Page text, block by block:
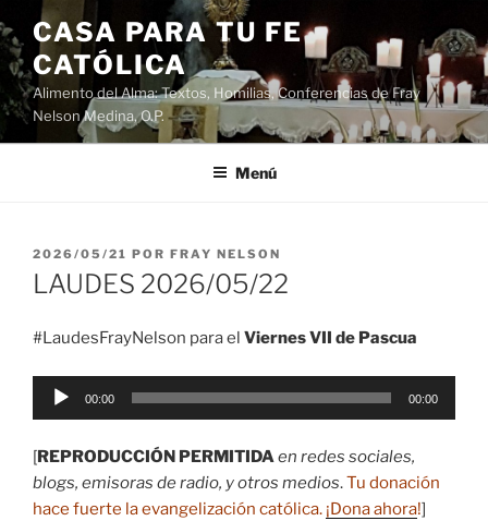
Saltar
al
contenido
CASA PARA TU FE
CATÓLICA
Alimento del Alma: Textos, Homilias, Conferencias de Fray
Nelson Medina, O.P.
Menú
PUBLICADO
EL
2026/05/21 POR FRAY NELSON
LAUDES 2026/05/22
#LaudesFrayNelson para el Viernes VII de Pascua
Reproductor
00:00 00:00
[REPRODUCCIÓN PERMITIDAen redes sociales,
blogs, emisoras de radio, y otros medios.Tu donación
hace fuerte la evangelización católica. ¡Dona ahora!]